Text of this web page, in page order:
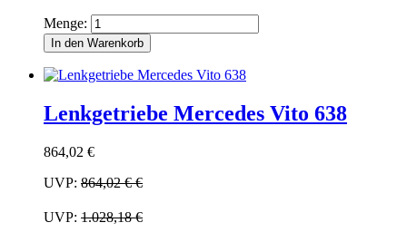
Menge:
In den Warenkorb
Lenkgetriebe Mercedes Vito 638
864,02 €
UVP: 864,02 €€
UVP: 1.028,18 €